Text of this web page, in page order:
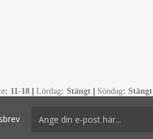
: 11-18 | Lördag: Stängt | Söndag: Stängt